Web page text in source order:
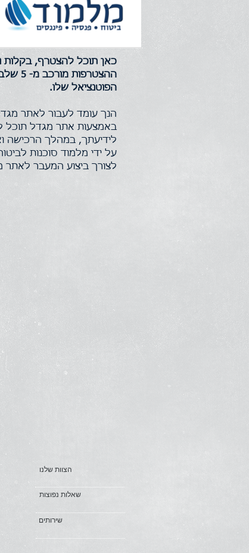
כאן תוכל להצטרף, בקלות
הפוטנציאל שלו.
הנך עומד לעבור לאתר
באמצעות אתר מגדל תוכל
לידיעתך, במהלך הרכישה
על ידי מלמוד סוכנות
לצורך ביצוע המעבר
הצוות שלנו
שאלות נפוצות
שירותים